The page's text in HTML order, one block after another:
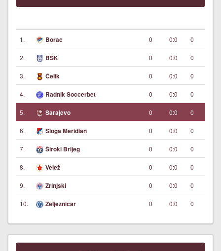
1. Borac 0 0:0 0
2. BSK 0 0:0 0
3. Čelik 0 0:0 0
4. Radnik Soccerbet 0 0:0 0
5. Sarajevo 0 0:0 0
6. Sloga Meridian 0 0:0 0
7. Široki Brijeg 0 0:0 0
8. Velež 0 0:0 0
9. Zrinjski 0 0:0 0
10. Željezničar 0 0:0 0